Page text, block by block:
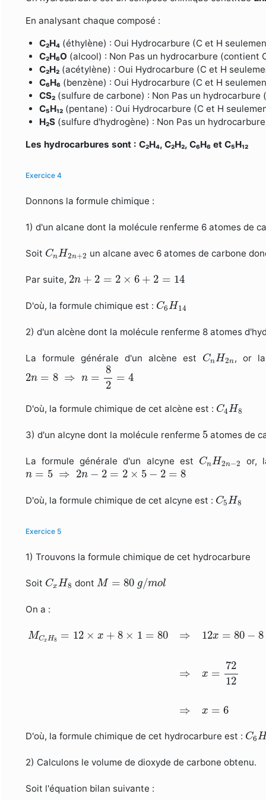
En analysant chaque composé :
C₂H₄(éthylène) : Oui Hydrocarbure (C et H
C₂H₆O (alcool) : Non Pas un hydrocarbure (contient
C₂H₂(acétylène) : Oui Hydrocarbure (C et H
C₆H₆(benzène) : Oui Hydrocarbure (C et H
CS₂(sulfure de carbone) : Non Pas un hydrocarbure
C₅H₁₂(pentane) : Oui Hydrocarbure (C et H
H₂S(sulfure d'hydrogène) : Non Pas un
Les hydrocarbures sont : C₂H₄, C₂H₂, C₆H₆ et C₅H₁₂
Exercice 4
Donnons la formule chimique :
1) d'un alcane dont la molécule renferme 6 atomes de
Soit CnH2n+2
C nH 2
un alcane avec 6 atomes de carbone
Par suite, 2n + 2 = 2 × 6 + 2 = 14
2n + 2= ×6 +2= 14
D'où, la formule chimique est : C6H14
C 6H
2) d'un alcène dont la molécule renferme 8 atomes
La formule générale d'un alcène est CnH2n
Cn H2 , or la
2n = 8 ⇒ n =
8
2
= 4
2n =8 ⇒ n =82=4
D'où, la formule chimique de cet alcène est : C4H8
C 4H
3) d'un alcyne dont la molécule renferme 5
5 atomes de
La formule générale d'un alcyne est CnH2n−2
Cn H2 2
or,
n = 5 ⇒ 2n − 2 = 2 × 5 − 2 = 8
n= ⇒ 2 n −2 2× 5 2 =8
D'où, la formule chimique de cet alcyne est : C5H8
C 5H
Exercice 5
1) Trouvons la formule chimique de cet hydrocarbure
Soit CxH8
C H8 dont M = 80 g/mol
M= 80g m
On a :
MCxH8 = 12 × x + 8 × 1 = 80 ⇒ 12x = 80 − 8
⇒ x =
72
12
⇒ x = 6
MC 12 8 ×1 80 12 80 8= ⇒x 72
D'où, la formule chimique de cet hydrocarbure est : C6H
C 6
2) Calculons le volume de dioxyde de carbone obtenu.
Soit l'équation bilan suivante :